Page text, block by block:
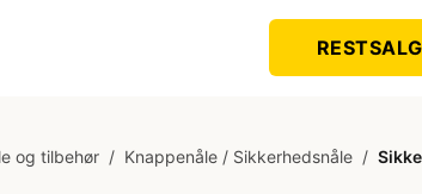
RESTSALG
og tilbehør / Knappenåle / Sikkerhedsnåle /